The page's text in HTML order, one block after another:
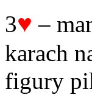
3♥ –
karach
figury